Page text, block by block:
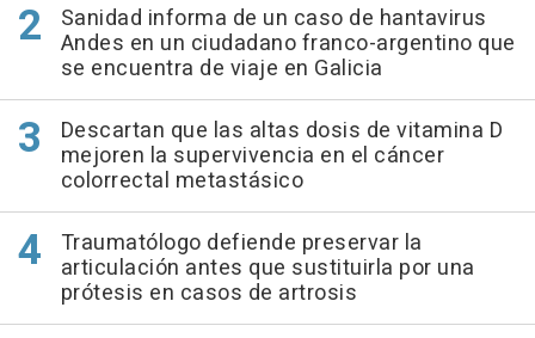
Sanidad informa de un caso de hantavirus
Andes en un ciudadano franco-argentino que
se encuentra de viaje en Galicia
Descartan que las altas dosis de vitamina D
mejoren la supervivencia en el cáncer
colorrectal metastásico
Traumatólogo defiende preservar la
articulación antes que sustituirla por una
prótesis en casos de artrosis